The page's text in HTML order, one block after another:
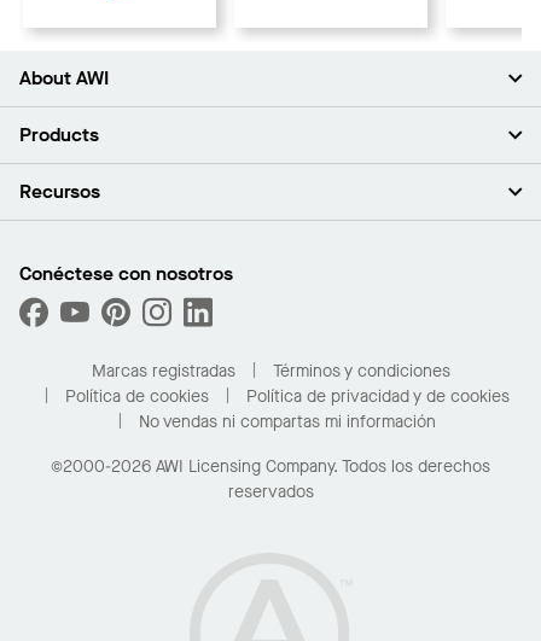
About AWI
Acerca de nosotros
Sala de prensa
¿Cuáles son mis opciones de compra?
Products
Plafones
Capacidades personalizadas
Desempeño
Recursos
Buscar un distribuidor
Solicitar muestras
Compre en línea con Kanopi
Para el hogar
Conéctese con nosotros
Marcas registradas
Términos y condiciones
Política de cookies
Política de privacidad y de cookies
No vendas ni compartas mi información
©2000-2026 AWI Licensing Company. Todos los derechos
reservados